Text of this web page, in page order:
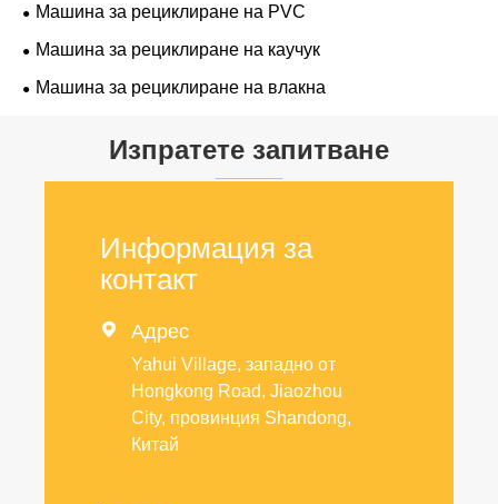
Машина за рециклиране на PVC
Машина за рециклиране на каучук
Машина за рециклиране на влакна
Изпратете запитване
Информация за
контакт
 Адрес
Yahui Village, западно от
Hongkong Road, Jiaozhou
City, провинция Shandong,
Китай